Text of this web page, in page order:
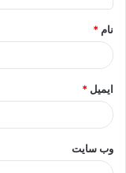
*
نام *
ایمیل *
وب‌ سایت